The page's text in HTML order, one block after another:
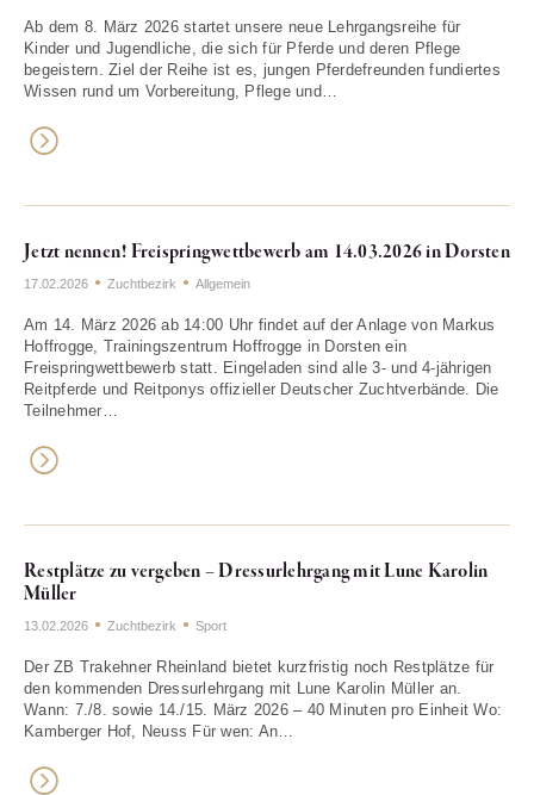
Ab dem 8. März 2026 startet unsere neue Lehrgangsreihe für
Kinder und Jugendliche, die sich für Pferde und deren Pflege
begeistern. Ziel der Reihe ist es, jungen Pferdefreunden fundiertes
Wissen rund um Vorbereitung, Pflege und…
Jetzt nennen! Freispringwettbewerb am 14.03.2026 in Dorsten
17.02.2026 Zuchtbezirk Allgemein
Am 14. März 2026 ab 14:00 Uhr findet auf der Anlage von Markus
Hoffrogge, Trainingszentrum Hoffrogge in Dorsten ein
Freispringwettbewerb statt. Eingeladen sind alle 3- und 4‑jährigen
Reitpferde und Reitponys offizieller Deutscher Zuchtverbände. Die
Teilnehmer…
Restplätze zu vergeben – Dressurlehrgang mit Lune Karolin
Müller
13.02.2026 Zuchtbezirk Sport
Der ZB Trakehner Rheinland bietet kurzfristig noch Restplätze für
den kommenden Dressurlehrgang mit Lune Karolin Müller an.
Wann: 7./8. sowie 14./15. März 2026 – 40 Minuten pro Einheit Wo:
Kamberger Hof, Neuss Für wen: An…